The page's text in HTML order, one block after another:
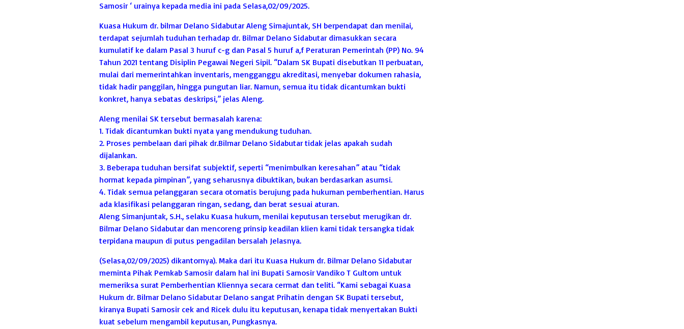
Samosir ‘ urainya kepada media ini pada Selasa,02/09/2025.
Kuasa Hukum dr. bilmar Delano Sidabutar Aleng Simajuntak, SH berpendapat dan menilai,
terdapat sejumlah tuduhan terhadap dr. Bilmar Delano Sidabutar dimasukkan secara
kumulatif ke dalam Pasal 3 huruf c-g dan Pasal 5 huruf a,f Peraturan Pemerintah (PP) No. 94
Tahun 2021 tentang Disiplin Pegawai Negeri Sipil. “Dalam SK Bupati disebutkan 11 perbuatan,
mulai dari memerintahkan inventaris, mengganggu akreditasi, menyebar dokumen rahasia,
tidak hadir panggilan, hingga pungutan liar. Namun, semua itu tidak dicantumkan bukti
konkret, hanya sebatas deskripsi,” jelas Aleng.
Aleng menilai SK tersebut bermasalah karena:
1. Tidak dicantumkan bukti nyata yang mendukung tuduhan.
2. Proses pembelaan dari pihak dr.Bilmar Delano Sidabutar tidak jelas apakah sudah
dijalankan.
3. Beberapa tuduhan bersifat subjektif, seperti “menimbulkan keresahan” atau “tidak
hormat kepada pimpinan”, yang seharusnya dibuktikan, bukan berdasarkan asumsi.
4. Tidak semua pelanggaran secara otomatis berujung pada hukuman pemberhentian. Harus
ada klasifikasi pelanggaran ringan, sedang, dan berat sesuai aturan.
Aleng Simanjuntak, S.H., selaku Kuasa hukum, menilai keputusan tersebut merugikan dr.
Bilmar Delano Sidabutar dan mencoreng prinsip keadilan klien kami tidak tersangka tidak
terpidana maupun di putus pengadilan bersalah Jelasnya.
(Selasa,02/09/2025) dikantornya). Maka dari itu Kuasa Hukum dr. Bilmar Delano Sidabutar
meminta Pihak Pemkab Samosir dalam hal ini Bupati Samosir Vandiko T Gultom untuk
memeriksa surat Pemberhentian Kliennya secara cermat dan teliti. “Kami sebagai Kuasa
Hukum dr. Bilmar Delano Sidabutar Delano sangat Prihatin dengan SK Bupati tersebut,
kiranya Bupati Samosir cek and Ricek dulu itu keputusan, kenapa tidak menyertakan Bukti
kuat sebelum mengambil keputusan, Pungkasnya.